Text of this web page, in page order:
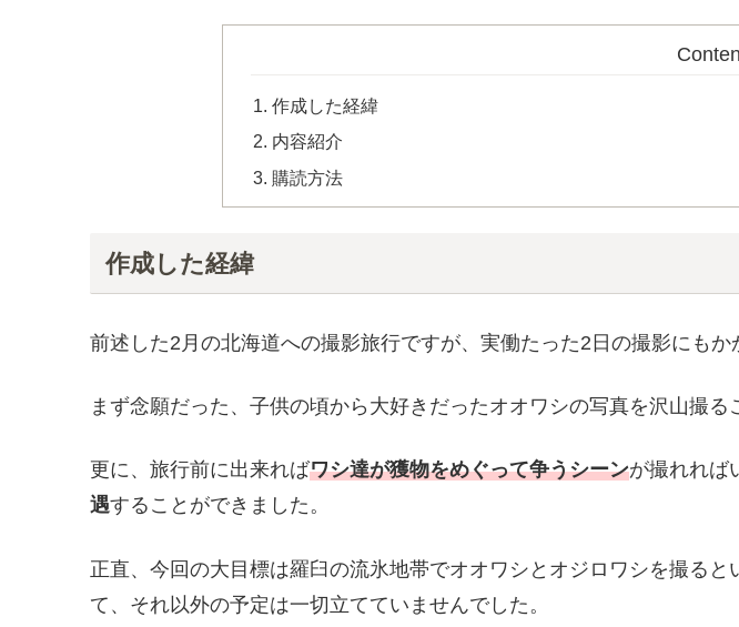
作成した経緯
内容紹介
購読方法
作成した経緯
前述した2月の北海道への撮影旅行ですが、実働たった2日の撮影にもか
まず念願だった、子供の頃から大好きだったオオワシの写真を沢山撮る
更に、旅行前に出来ればワシ達が獲物をめぐって争うシーンが撮れれば
遇することができました。
正直、今回の大目標は羅臼の流氷地帯でオオワシとオジロワシを撮る
て、それ以外の予定は一切立てていませんでした。